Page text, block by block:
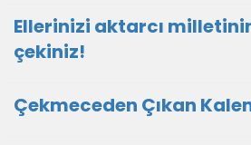
Ellerinizi aktarcı
çekiniz!
Çekmeceden Çıkan